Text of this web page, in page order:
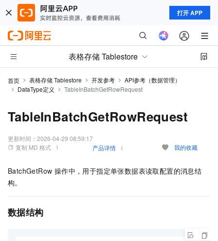
打开 APP
表格存储 Tablestore
首页 表格存储 Tablestore 开发参考
API参考（数据管理）
DataType定义
TableInBatchGetRowRequest
TableInBatchGetRowRequest
更新时间： 2026-04-29 08:59:17
复制 MD 格式
产品详情 我的收藏
BatchGetRow 操作中，用于指定单张数据表读取配置的消息结
构。
数据结构